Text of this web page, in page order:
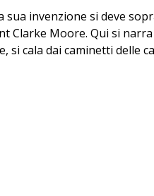
sua invenzione si deve
Clarke Moore. Qui si
si cala dai caminetti delle